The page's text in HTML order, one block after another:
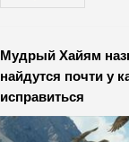
Мудрый Хайям
найдутся почти у
исправиться